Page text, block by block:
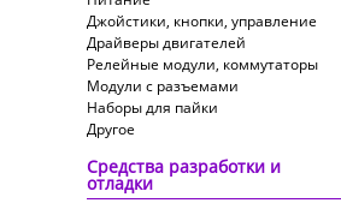
Джойстики, кнопки, управление
Драйверы двигателей
Релейные модули, коммутаторы
Модули с разъемами
Наборы для пайки
Другое
Средства разработки и
отладки